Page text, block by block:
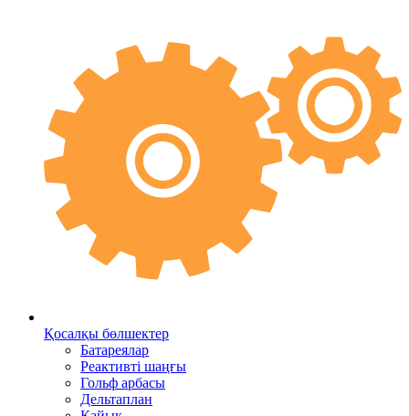
Қосалқы бөлшектер
Батареялар
Реактивті шаңғы
Гольф арбасы
Дельтаплан